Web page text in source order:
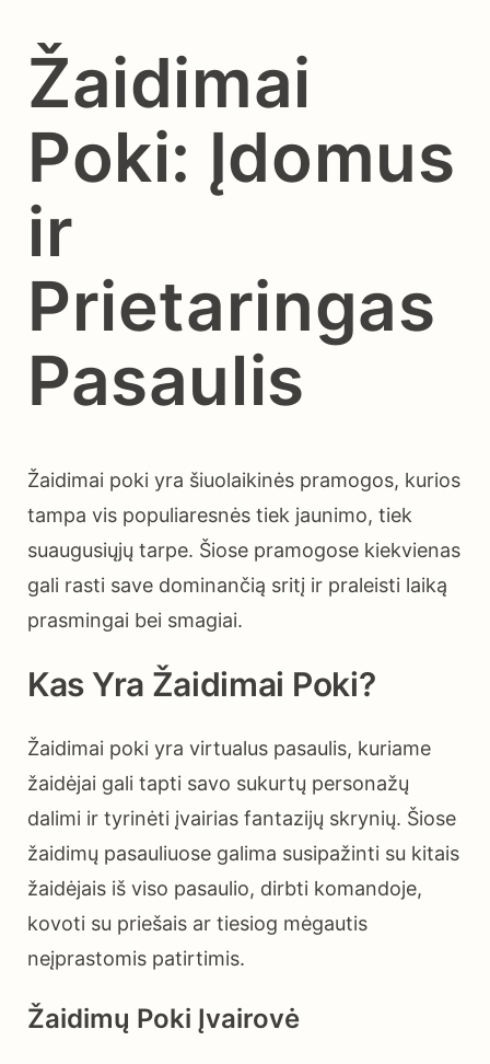
Žaidimai
Poki: Įdomus
ir
Prietaringas
Pasaulis
Žaidimai poki yra šiuolaikinės pramogos, kurios
tampa vis populiaresnės tiek jaunimo, tiek
suaugusiųjų tarpe. Šiose pramogose kiekvienas
gali rasti save dominančią sritį ir praleisti laiką
prasmingai bei smagiai.
Kas Yra Žaidimai Poki?
Žaidimai poki yra virtualus pasaulis, kuriame
žaidėjai gali tapti savo sukurtų personažų
dalimi ir tyrinėti įvairias fantazijų skrynių. Šiose
žaidimų pasauliuose galima susipažinti su kitais
žaidėjais iš viso pasaulio, dirbti komandoje,
kovoti su priešais ar tiesiog mėgautis
neįprastomis patirtimis.
Žaidimų Poki Įvairovė